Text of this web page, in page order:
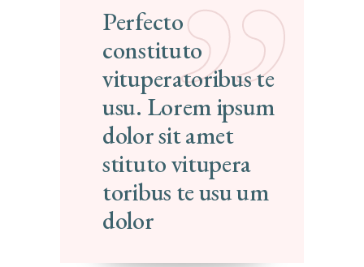
Perfecto
constituto
vituperatoribus te
usu. Lorem ipsum
dolor sit amet
stituto vitupera
toribus te usu um
dolor